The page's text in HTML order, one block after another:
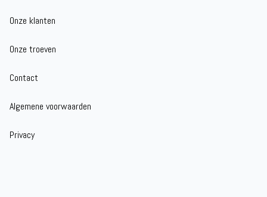
Onze klanten
Onze troeven
Contact
Algemene voorwaarden
Privacy